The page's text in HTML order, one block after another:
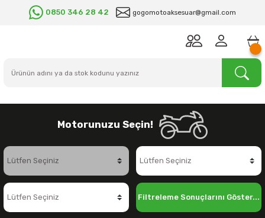
0850 346 28 42 gogomotoaksesuar@gmail.com
Motorunuzu Seçin!
Filtreleme Sonuçlarını Göster...